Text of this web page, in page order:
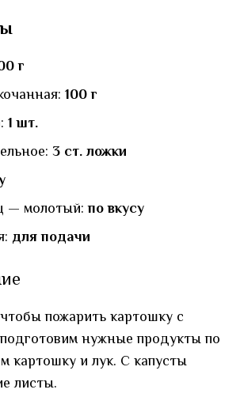
г
100 г
1 шт.
3 ст. ложки
— молотый:по вкусу
для подачи
пожарить картошку с
нужные продукты по
картошку и лук. С капусты
листы.